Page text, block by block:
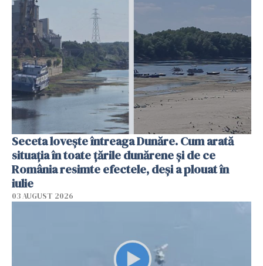
Seceta lovește întreaga Dunăre. Cum arată
situația în toate țările dunărene și de ce
România resimte efectele, deși a plouat în
iulie
03 AUGUST 2026